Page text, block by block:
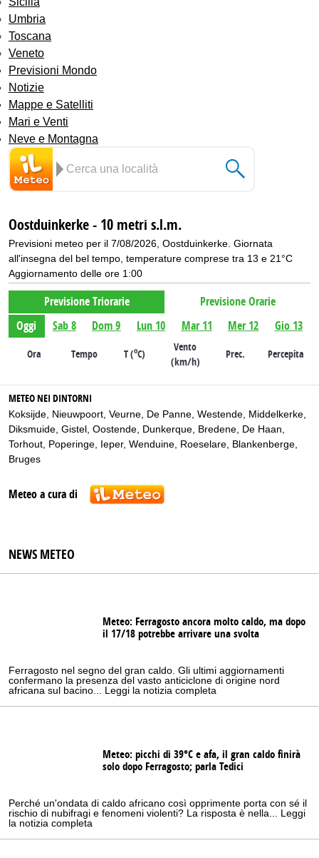
Umbria
Toscana
Veneto
Previsioni Mondo
Notizie
Mappe e Satelliti
Mari e Venti
Neve e Montagna
Oostduinkerke - 10 metri s.l.m.
Previsioni meteo per il 7/08/2026, Oostduinkerke. Giornata
all'insegna del bel tempo, temperature comprese tra 13 e 21°C
Aggiornamento delle ore 1:00
Previsione Triorarie
Previsione Orarie
Oggi
Sab 8 Dom 9 Lun 10 Mar 11 Mer 12 Gio 13
Ora Tempo T (oC)
Vento
(km/h)
Prec. Percepita
METEO NEI DINTORNI
Koksijde Nieuwpoort Veurne De Panne Westende Middelkerke
Diksmuide Gistel Oostende Dunkerque Bredene De Haan
Torhout Poperinge Ieper, Wenduine Roeselare Blankenberge
Bruges
Meteo a cura di
NEWS METEO
Meteo: Ferragosto ancora molto caldo, ma dopo
il 17/18 potrebbe arrivare una svolta
Ferragosto nel segno del gran caldo. Gli ultimi aggiornamenti
confermano la presenza del vasto anticiclone di origine nord
africana sul bacino... Leggi la notizia completa
Meteo: picchi di 39°C e afa, il gran caldo finirà
solo dopo Ferragosto; parla Tedici
Perché un'ondata di caldo africano così opprimente porta con sé il
rischio di nubifragi e fenomeni violenti? La risposta è nella... Leggi
la notizia completa